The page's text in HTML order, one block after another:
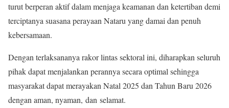
turut berperan aktif dalam menjaga keamanan dan ketertiban demi
terciptanya suasana perayaan Nataru yang damai dan penuh
kebersamaan.
Dengan terlaksananya rakor lintas sektoral ini, diharapkan seluruh
pihak dapat menjalankan perannya secara optimal sehingga
masyarakat dapat merayakan Natal 2025 dan Tahun Baru 2026
dengan aman, nyaman, dan selamat.